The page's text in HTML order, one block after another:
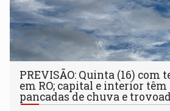
PREVISÃO: Quinta (16) com
em RO; capital e interior têm
pancadas de chuva e